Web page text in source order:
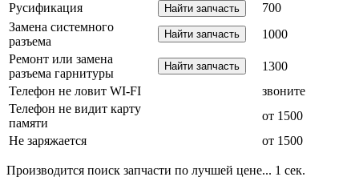
Русификация
700
Замена системного
разъема
1000
Ремонт или замена
разъема гарнитуры
1300
Телефон не ловит WI-FI
звоните
Телефон не видит карту
памяти
от 1500
Не заряжается
от 1500
Производится поиск запчасти по лучшей цене... 1 сек.